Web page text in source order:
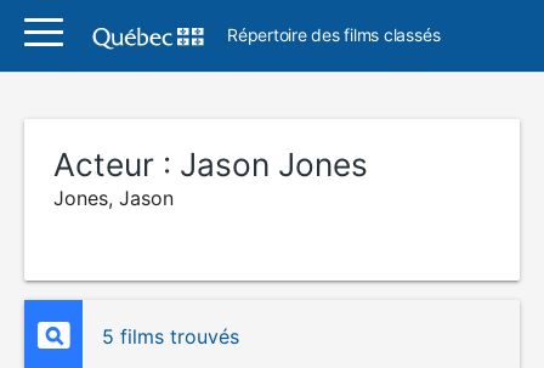
Répertoire des films classés
Acteur : Jason Jones
Jones, Jason
5 films trouvés